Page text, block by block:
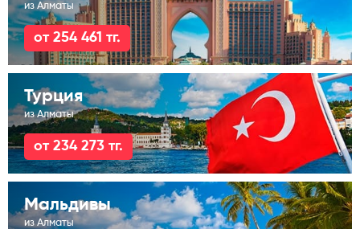
из Алматы
от 254 461 тг.
Турция
из Алматы
от 234 273 тг.
Мальдивы
из Алматы